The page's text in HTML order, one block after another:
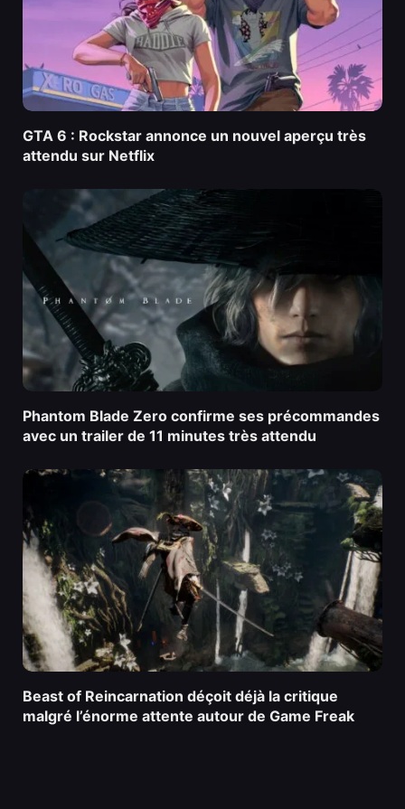
GTA 6 : Rockstar annonce un nouvel aperçu très
attendu sur Netflix
Phantom Blade Zero confirme ses précommandes
avec un trailer de 11 minutes très attendu
Beast of Reincarnation déçoit déjà la critique
malgré l’énorme attente autour de Game Freak